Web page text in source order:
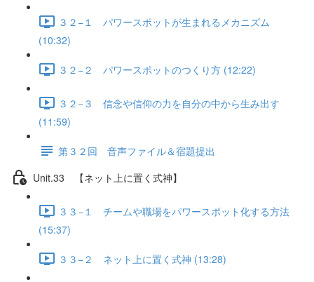
３２−１ パワースポットが生まれるメカニズム
(10:32)
３２−２ パワースポットのつくり方 (12:22)
３２−３ 信念や信仰の力を自分の中から生み出す
(11:59)
第３２回 音声ファイル＆宿題提出
Unit.33 【ネット上に置く式神】
３３−１ チームや職場をパワースポット化する方法
(15:37)
３３−２ ネット上に置く式神 (13:28)